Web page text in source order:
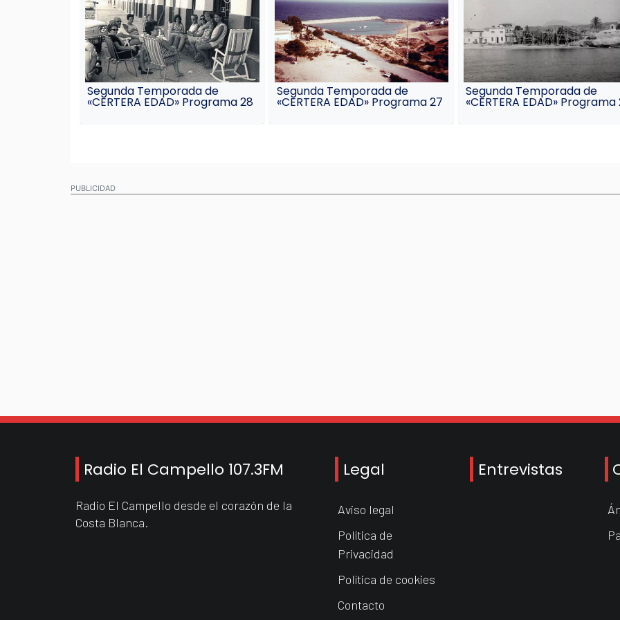
Segunda Temporada de
«CERTERA EDAD» Programa 28
Segunda Temporada de
«CERTERA EDAD» Programa 27
Segunda Temporada de
«CERTERA EDAD» Programa
PUBLICIDAD
Radio El Campello 107.3FM
Radio El Campello desde el corazón de la
Costa Blanca.
Legal
Aviso legal
Política de
Privacidad
Política de cookies
Contacto
Entrevistas